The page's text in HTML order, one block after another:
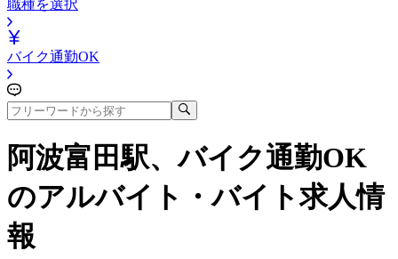
職種を選択
バイク通勤OK
阿波富田駅、バイク通勤OK
のアルバイト・バイト求人情
報